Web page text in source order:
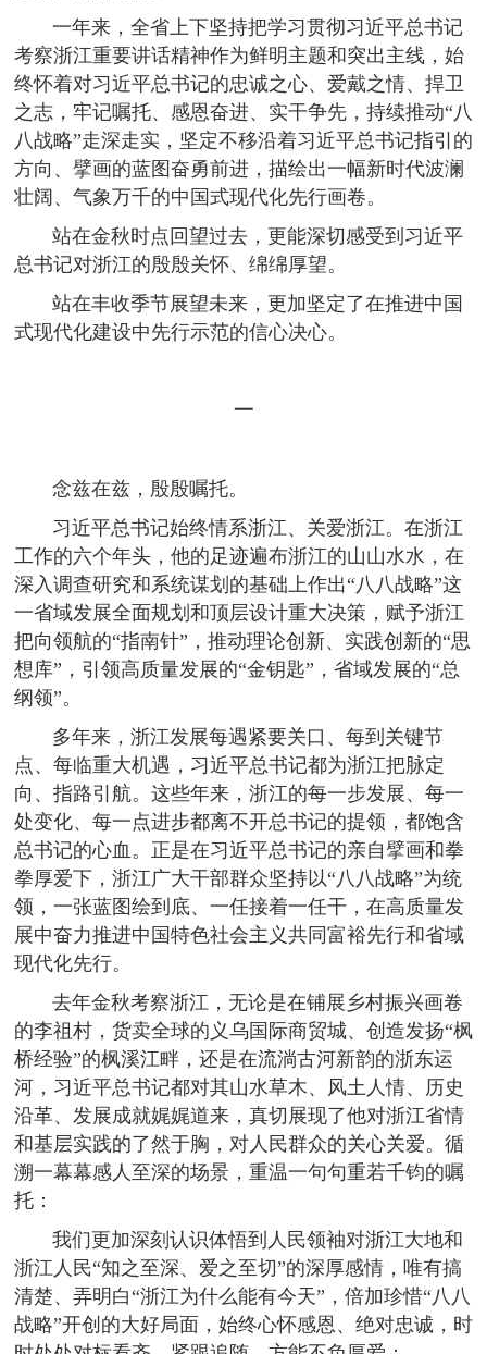
一年来，全省上下坚持把学习贯彻习近平总书记
考察浙江重要讲话精神作为鲜明主题和突出主线，始
终怀着对习近平总书记的忠诚之心、爱戴之情、捍卫
之志，牢记嘱托、感恩奋进、实干争先，持续推动“八
八战略”走深走实，坚定不移沿着习近平总书记指引的
方向、擘画的蓝图奋勇前进，描绘出一幅新时代波澜
壮阔、气象万千的中国式现代化先行画卷。
站在金秋时点回望过去，更能深切感受到习近平
总书记对浙江的殷殷关怀、绵绵厚望。
站在丰收季节展望未来，更加坚定了在推进中国
式现代化建设中先行示范的信心决心。
一
念兹在兹，殷殷嘱托。
习近平总书记始终情系浙江、关爱浙江。在浙江
工作的六个年头，他的足迹遍布浙江的山山水水，在
深入调查研究和系统谋划的基础上作出“八八战略”这
一省域发展全面规划和顶层设计重大决策，赋予浙江
把向领航的“指南针”，推动理论创新、实践创新的“思
想库”，引领高质量发展的“金钥匙”，省域发展的“总
纲领”。
多年来，浙江发展每遇紧要关口、每到关键节
点、每临重大机遇，习近平总书记都为浙江把脉定
向、指路引航。这些年来，浙江的每一步发展、每一
处变化、每一点进步都离不开总书记的提领，都饱含
总书记的心血。正是在习近平总书记的亲自擘画和拳
拳厚爱下，浙江广大干部群众坚持以“八八战略”为统
领，一张蓝图绘到底、一任接着一任干，在高质量发
展中奋力推进中国特色社会主义共同富裕先行和省域
现代化先行。
去年金秋考察浙江，无论是在铺展乡村振兴画卷
的李祖村，货卖全球的义乌国际商贸城、创造发扬“枫
桥经验”的枫溪江畔，还是在流淌古河新韵的浙东运
河，习近平总书记都对其山水草木、风土人情、历史
沿革、发展成就娓娓道来，真切展现了他对浙江省情
和基层实践的了然于胸，对人民群众的关心关爱。循
溯一幕幕感人至深的场景，重温一句句重若千钧的嘱
托：
我们更加深刻认识体悟到人民领袖对浙江大地和
浙江人民“知之至深、爱之至切”的深厚感情，唯有搞
清楚、弄明白“浙江为什么能有今天”，倍加珍惜“八八
战略”开创的大好局面，始终心怀感恩、绝对忠诚，时